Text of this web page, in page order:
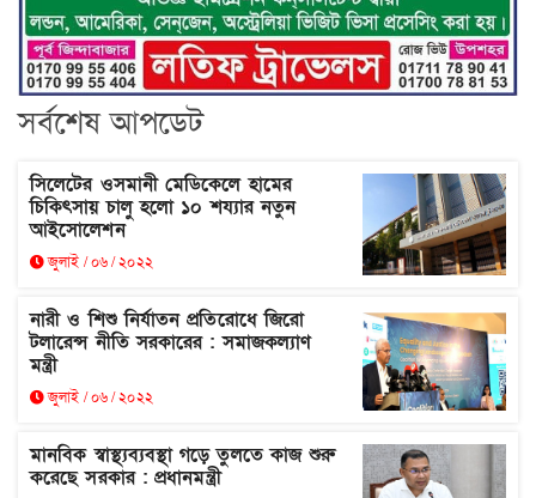
সর্বশেষ আপডেট
সিলেটের ওসমানী মেডিকেলে হামের
চিকিৎসায় চালু হলো ১০ শয্যার নতুন
আইসোলেশন
জুলাই / ০৬ / ২০২২
নারী ও শিশু নির্যাতন প্রতিরোধে জিরো
টলারেন্স নীতি সরকারের : সমাজকল্যাণ
মন্ত্রী
জুলাই / ০৬ / ২০২২
মানবিক স্বাস্থ্যব্যবস্থা গড়ে তুলতে কাজ শুরু
করেছে সরকার : প্রধানমন্ত্রী